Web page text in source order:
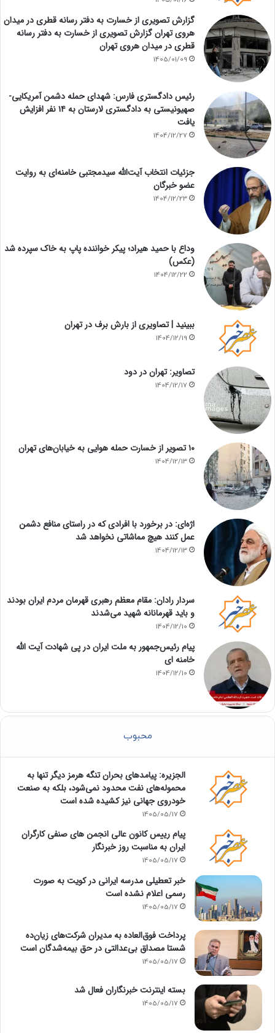
گزارش تصویری از خسارت به دفتر رسانه قطری در میدان
هروی تهران گزارش تصویری از خسارت به دفتر رسانه
قطری در میدان هروی تهران
1405/01/09
رئیس دادگستری فارس: شهدای حمله دشمن آمریکایی-
صهیونیستی به دادگستری لارستان به ۱۴ نفر افزایش
یافت
1404/12/27
جزئیات انتخاب آیت‌الله سیدمجتبی خامنه‌ای به روایت
عضو خبرگان
1404/12/23
وداع با حمید هیراد؛ پیکر خواننده پاپ به خاک سپرده شد
(عکس)
1404/12/22
ببینید | تصاویری از بارش برف در تهران
1404/12/19
تصاویر: تهران در دود
1404/12/17
۱۰ تصویر از خسارت حمله هوایی به خیابان‌های تهران
1404/12/13
اژه‌ای: در برخورد با افرادی که در راستای منافع دشمن
عمل کنند هیچ مماشاتی نخواهد شد
1404/12/13
سردار رادان: مقام معظم رهبری قهرمان مردم ایران بودند
و باید قهرمانانه شهید می‌شدند
1404/12/10
پیام رئیس‌جمهور به ملت ایران در پی شهادت آیت الله
خامنه ای
1404/12/10
محبوب
الجزیره: پیامدهای بحران تنگه هرمز دیگر تنها به
محموله‌های نفت محدود نمی‌شود، بلکه به صنعت
خودروی جهانی نیز کشیده شده است
1405/05/17
پیام رییس کانون عالی انجمن های صنفی کارگران
ایران به مناسبت روز خبرنگار
1405/05/17
خبر تعطیلی مدرسه ایرانی در کویت به صورت
رسمی اعلام نشده است
1405/05/17
پرداخت فوق‌العاده به مدیران شرکت‌های زیان‌ده
شستا مصداق بی‌عدالتی در حق بیمه‌شدگان است
1405/05/17
بسته اینترنت خبرنگاران فعال شد
1405/05/17